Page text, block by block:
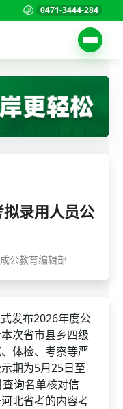
0471-3444-284
录用人员公
公教育编辑部
发布2026年度公
次省市县乡四级
体检、考察等严
期为5月25日至
询名单核对信
北省考的内容考